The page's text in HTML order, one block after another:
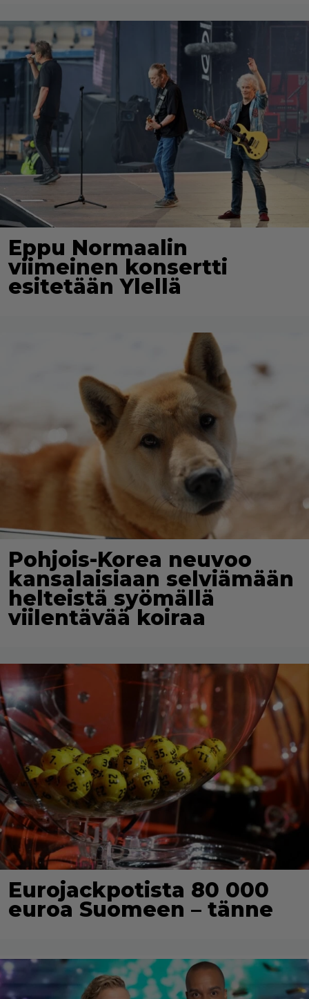
Eppu Normaalin
viimeinen konsertti
esitetään Ylellä
Pohjois-Korea neuvoo
kansalaisiaan selviämään
helteistä syömällä
viilentävää koiraa
Eurojackpotista 80 000
euroa Suomeen – tänne